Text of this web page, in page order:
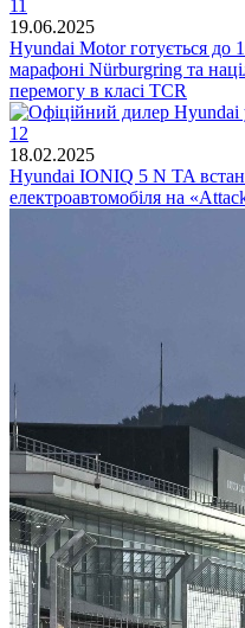
19.06.2025
Hyundai Motor готується до
марафоні Nürburgring та
перемогу в класі TCR
18.02.2025
Hyundai IONIQ 5 N TA
електроавтомобіля на